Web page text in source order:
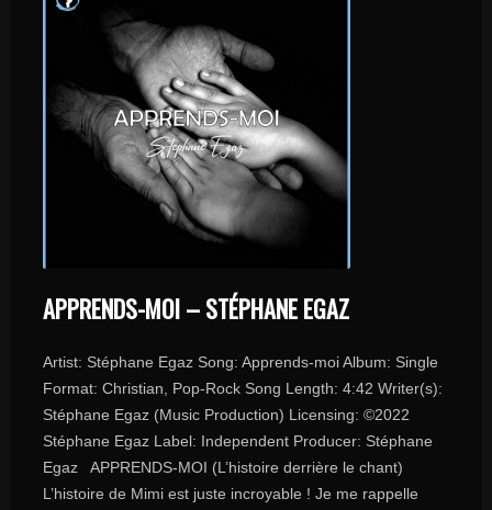
APPRENDS-MOI – STÉPHANE EGAZ
Artist: Stéphane Egaz Song: Apprends-moi Album: Single
Format: Christian, Pop-Rock Song Length: 4:42 Writer(s):
Stéphane Egaz (Music Production) Licensing: ©2022
Stéphane Egaz Label: Independent Producer: Stéphane
Egaz APPRENDS-MOI (L’histoire derrière le chant)
L’histoire de Mimi est juste incroyable ! Je me rappelle